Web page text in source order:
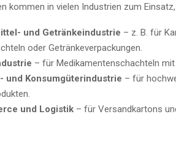
kommen in vielen Industrien zum
und Getränkeindustrie – z. B. für
oder Getränkeverpackungen.
– für Medikamentenschachteln
und Konsumgüterindustrie – für
und Logistik – für Versandkartons